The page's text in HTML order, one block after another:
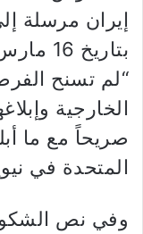
إيران مرسلة
“لم تسنح
الخارجية
صريحاً مع ما
المتحدة في
وفي نص